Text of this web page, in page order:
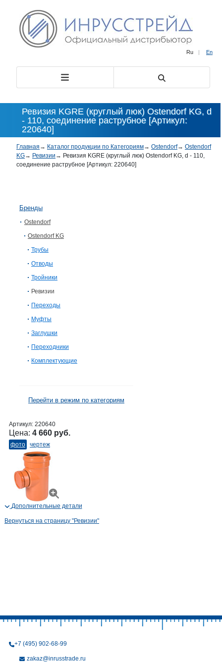
Ru | En
Ревизия KGRE (круглый люк) Ostendorf KG, d
- 110, соединение раструбное [Артикул:
220640]
Главная → Каталог продукции по Категориям→ Ostendorf→ Ostendorf
KG→ Ревизии → Ревизия KGRE (круглый люк) Ostendorf KG, d - 110,
соединение раструбное [Артикул: 220640]
Бренды
Ostendorf
Ostendorf KG
Трубы
Отводы
Тройники
Ревизии
Переходы
Муфты
Заглушки
Переходники
Комплектующие
Перейти в режим по категориям
Артикул: 220640
Цена: 4 660 руб.
фото чертеж
Дополнительные детали
Вернуться на страницу "Ревизии"
+7 (495) 902-68-99
zakaz@inrusstrade.ru